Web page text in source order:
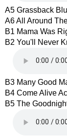
A5 Grassback
A6 All Around
B1 Mama Was
B2 You'll Never
B3 Many Good
B4 Come Alive
B5 The